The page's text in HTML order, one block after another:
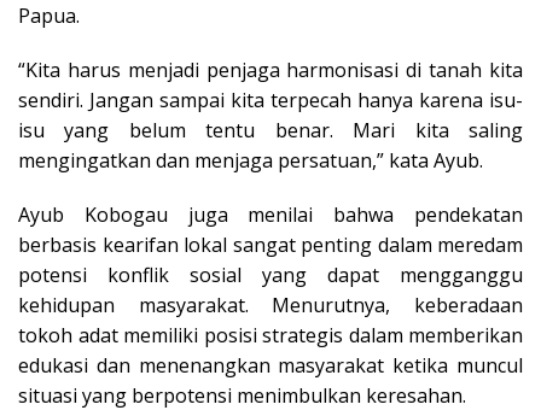
Papua.
“Kita harus menjadi penjaga harmonisasi di tanah kita
sendiri. Jangan sampai kita terpecah hanya karena isu-
isu yang belum tentu benar. Mari kita saling
mengingatkan dan menjaga persatuan,” kata Ayub.
Ayub Kobogau juga menilai bahwa pendekatan
berbasis kearifan lokal sangat penting dalam meredam
potensi konflik sosial yang dapat mengganggu
kehidupan masyarakat. Menurutnya, keberadaan
tokoh adat memiliki posisi strategis dalam memberikan
edukasi dan menenangkan masyarakat ketika muncul
situasi yang berpotensi menimbulkan keresahan.